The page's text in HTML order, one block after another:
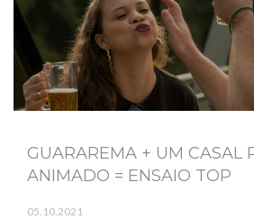
GUARAREMA + UM CASAL
ANIMADO = ENSAIO TOP
05.10.2021